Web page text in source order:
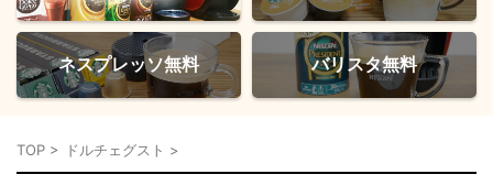
ネスプレッソ無料 バリスタ無料
TOP > ドルチェグスト >